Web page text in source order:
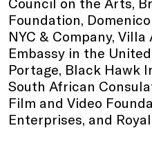
Foundation,
NYC & Company,
Embassy in the
Portage, Black Hawk
South African
Film and Video
Enterprises, and